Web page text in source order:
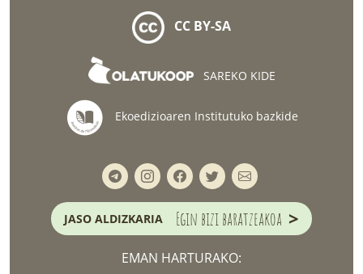
CC BY-SA
SAREKO KIDE
Ekoedizioaren Institutuko bazkide
JASO ALDIZKARIA Egin bizi baratzeakoa >
EMAN HARTURAKO: